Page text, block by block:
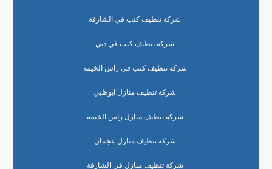
شركة تنظيف كنب في الشارقة
شركة تنظيف كنب في دبي
شركة تنظيف كنب في راس الخيمة
شركة تنظيف منازل ابوظبي
شركة تنظيف منازل راس الخيمة
شركة تنظيف منازل عجمان
شركة تنظيف منازل في الشارقة